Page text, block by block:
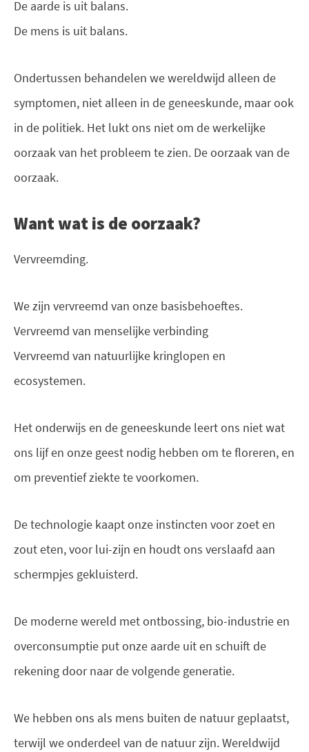
De aarde is uit balans.
De mens is uit balans.
Ondertussen behandelen we wereldwijd alleen de
symptomen, niet alleen in de geneeskunde, maar ook
in de politiek. Het lukt ons niet om de werkelijke
oorzaak van het probleem te zien. De oorzaak van de
oorzaak.
Want wat is de oorzaak?
Vervreemding.
We zijn vervreemd van onze basisbehoeftes.
Vervreemd van menselijke verbinding
Vervreemd van natuurlijke kringlopen en
ecosystemen.
Het onderwijs en de geneeskunde leert ons niet wat
ons lijf en onze geest nodig hebben om te floreren, en
om preventief ziekte te voorkomen.
De technologie kaapt onze instincten voor zoet en
zout eten, voor lui-zijn en houdt ons verslaafd aan
schermpjes gekluisterd.
De moderne wereld met ontbossing, bio-industrie en
overconsumptie put onze aarde uit en schuift de
rekening door naar de volgende generatie.
We hebben ons als mens buiten de natuur geplaatst,
terwijl we onderdeel van de natuur zijn. Wereldwijd